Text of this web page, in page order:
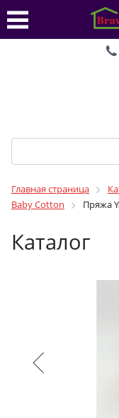
Главная страница
Baby Cotton
Пряжа
Каталог